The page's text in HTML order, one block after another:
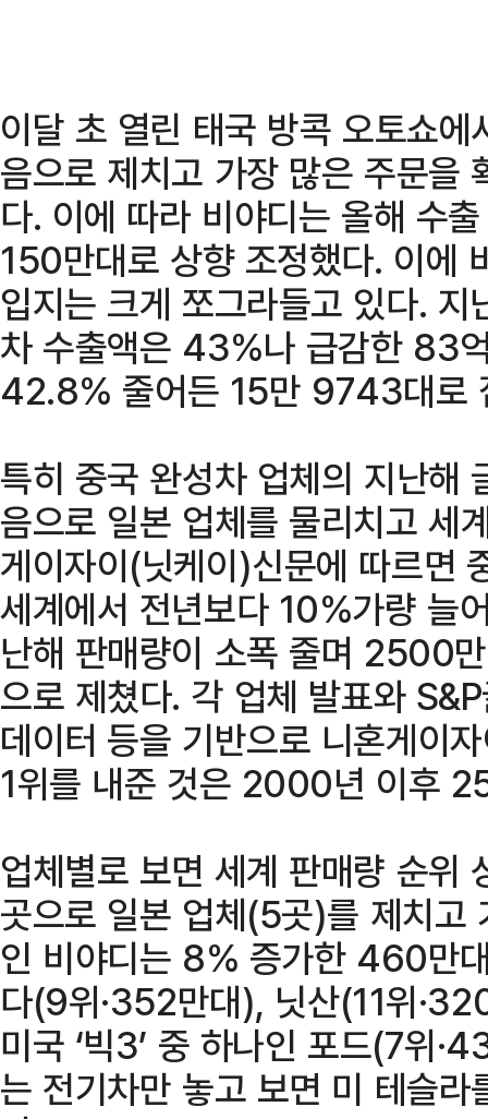
이달 초 열린 태국 방콕 오토쇼
음으로 제치고 가장 많은 주문을
다. 이에 따라 비야디는 올해 수
150만대로 상향 조정했다. 이에
입지는 크게 쪼그라들고 있다.
차 수출액은 43%나 급감한 83
42.8% 줄어든 15만 9743대로
특히 중국 완성차 업체의 지난해
음으로 일본 업체를 물리치고 세
게이자이(닛케이)신문에 따르면
세계에서 전년보다 10%가량 늘
난해 판매량이 소폭 줄며 2500
으로 제쳤다. 각 업체 발표와
데이터 등을 기반으로 니혼게이
1위를 내준 것은 2000년 이후
업체별로 보면 세계 판매량 순
곳으로 일본 업체(5곳)를 제치고
인 비야디는 8% 증가한 460만
다(9위·352만대), 닛산(11위
미국 ‘빅3’ 중 하나인 포드(7위
는 전기차만 놓고 보면 미 테슬